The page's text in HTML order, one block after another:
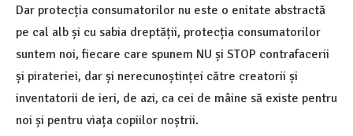
Dar protecția consumatorilor nu este o enitate abstractă
pe cal alb și cu sabia dreptății, protecția consumatorilor
suntem noi, fiecare care spunem NU și STOP contrafacerii
și pirateriei, dar și nerecunoștinței către creatorii și
inventatorii de ieri, de azi, ca cei de mâine să existe pentru
noi și pentru viața copiilor noștrii.